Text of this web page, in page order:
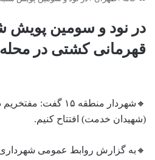
در نود و سومین پویش
قهرمانی کشتی در
🔸شهردار منطقه
(شهیدان خدمت) افتتاح کنیم.